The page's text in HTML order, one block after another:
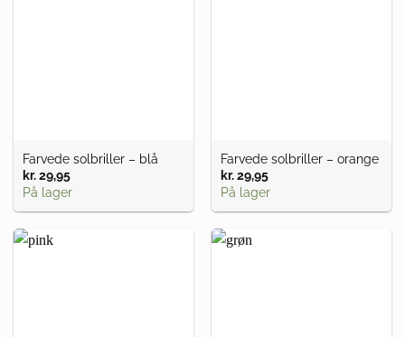
Farvede solbriller – blå
kr.29,95
På lager
Farvede solbriller – orange
kr.29,95
På lager